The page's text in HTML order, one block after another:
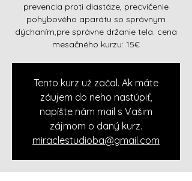
prevencia proti diastáze, precvičenie
pohybového aparátu so správnym
dýchaním,pre správne držanie tela. cena
mesačného kurzu: 15€
Tento kurz už začal. Ak máte
záujem do neho nastúpiť,
napíšte nám mail s Vašim
zájmom o daný kurz.
miraclestudioba@gmail.com